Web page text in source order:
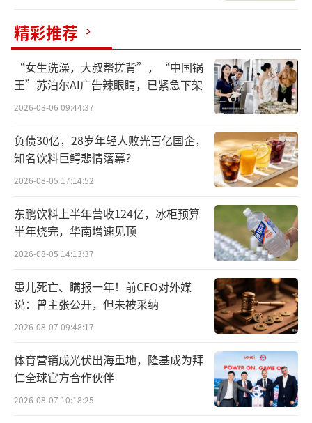
其二，民营主体密集、上市意愿强。行业
民企占比约78%，大量中小制造企业依托专精
特新、出口订单与规范治理，适配科创板、创
业板、北交所上市门槛。
其三，注册制扩容利好制造实体。机械设
备重技术、重产能、现金流稳定，契合资本市
场对硬科技与制造业的支持方向，2019年以来
年均新增上市企业超40家。
其四，产业集群效应显著。江苏、浙江、
广东、山东、安徽形成五大制造集群，企业密
集、配套完善，批量培育出具备上市条件的市
场主体。
从全行业生态看，官方统计更能揭示真实
规模。据中国机械工业联合会、中国政府网202
5年12月发布，全国机械工业规上企业（年营收
≥2000万元）达13.7万家；全口径企业（含规
下小微、个体）约18万家。
精彩推荐
“女生洗澡，大叔帮搓背”，“中国锅
王”苏泊尔AI广告辣眼睛，已紧急下架
2026-08-06 09:44:37
负债30亿，28岁年轻人败光百亿国企，
知名饮料巨鳄悲情落幕？
2026-08-05 17:14:52
东鹏饮料上半年营收124亿，冰柜预算
半年烧完，华南增速见顶
2026-08-05 14:13:37
患儿死亡、瞒报一年！前CEO对外媒
说：曾主张公开，但未被采纳
2026-08-07 09:48:17
体育营销成光伏出海重地，隆基成为拜
仁全球官方合作伙伴
2026-08-07 10:18:25